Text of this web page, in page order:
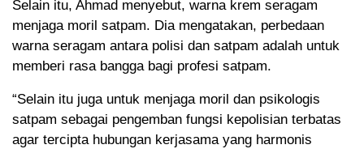
Selain itu, Ahmad menyebut, warna krem seragam
menjaga moril satpam. Dia mengatakan, perbedaan
warna seragam antara polisi dan satpam adalah untuk
memberi rasa bangga bagi profesi satpam.
“Selain itu juga untuk menjaga moril dan psikologis
satpam sebagai pengemban fungsi kepolisian terbatas
agar tercipta hubungan kerjasama yang harmonis